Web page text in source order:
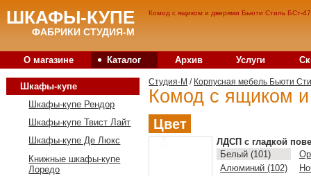
Комод с ящиком и дверями Бьюти Стиль БСт-
ШКАФЫ-КУПЕ
ФАБРИКИ СТУДИЯ-М
О магазине • Каталог Архив Услуги
Студия-M / Корпусная мебель Бьюти
Комод с ящиком
Цвет
ЛДСП с гладкой
Белый (101)
Алюминий (102)
Шкафы-купе
Шкафы-купе Рендор
Шкафы-купе Твист Лайт
Шкафы-купе Де Люкс
Книжные шкафы-купе
Лоредо